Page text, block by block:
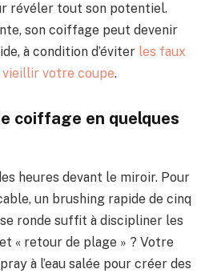
révéler tout son potentiel.
son coiffage peut devenir
à condition d’éviter les faux
votre coupe.
coiffage en quelques
heures devant le miroir. Pour
un brushing rapide de cinq
ronde suffit à discipliner les
« retour de plage » ? Votre
à l’eau salée pour créer des